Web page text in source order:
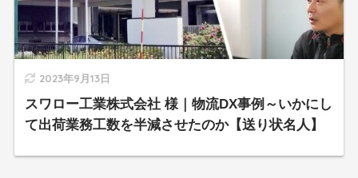
2023年9月13日
スワロー工業株式会社 様｜物流DX事例～いかにし
て出荷業務工数を半減させたのか【送り状名人】